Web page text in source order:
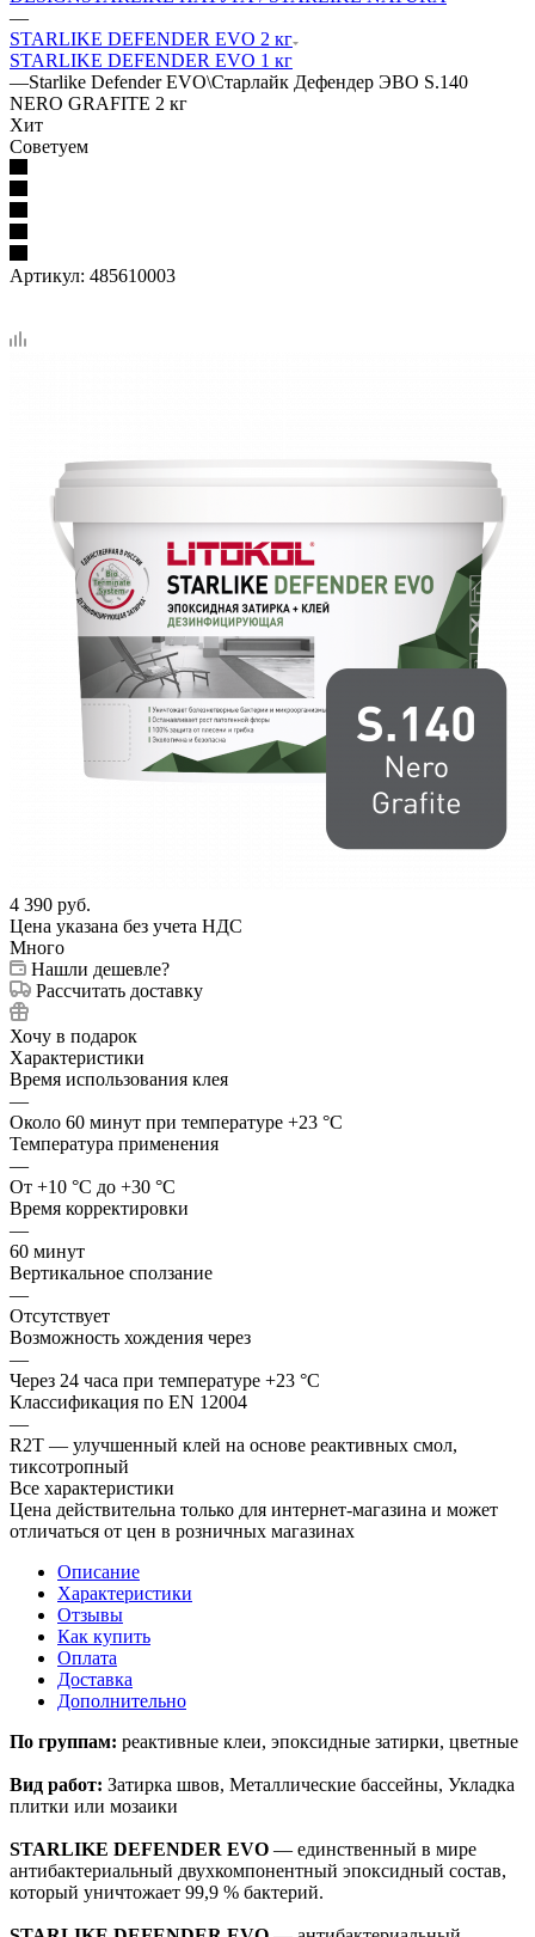
—
STARLIKE DEFENDER EVO 2 кг
STARLIKE DEFENDER EVO 1 кг
—Starlike Defender EVO\Старлайк Дефендер ЭВО S.140
NERO GRAFITE 2 кг
Хит
Советуем
Артикул: 485610003
4 390 руб.
Цена указана без учета НДС
Много
Нашли дешевле?
Рассчитать доставку
Хочу в подарок
Характеристики
Время использования клея
—
Около 60 минут при температуре +23 °С
Температура применения
—
От +10 °С до +30 °С
Время корректировки
—
60 минут
Вертикальное сползание
—
Отсутствует
Возможность хождения через
—
Через 24 часа при температуре +23 °С
Классификация по EN 12004
—
R2T — улучшенный клей на основе реактивных смол,
тиксотропный
Все характеристики
Цена действительна только для интернет-магазина и может
отличаться от цен в розничных магазинах
Описание
Характеристики
Отзывы
Как купить
Оплата
Доставка
Дополнительно
По группам: реактивные клеи, эпоксидные затирки, цветные
Вид работ: Затирка швов, Металлические бассейны, Укладка
плитки или мозаики
STARLIKE DEFENDER EVO — единственный в мире
антибактериальный двухкомпонентный эпоксидный состав,
который уничтожает 99,9 % бактерий.